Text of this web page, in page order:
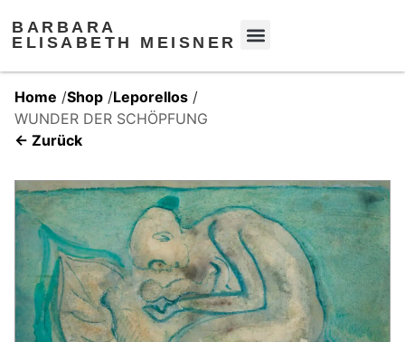
BARBARA
ELISABETH MEISNER
Home /Shop /Leporellos /
WUNDER DER SCHÖPFUNG
← Zurück